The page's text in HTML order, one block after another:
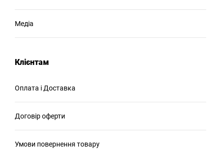
Медіа
Клієнтам
Оплата і Доставка
Договір оферти
Умови повернення товару